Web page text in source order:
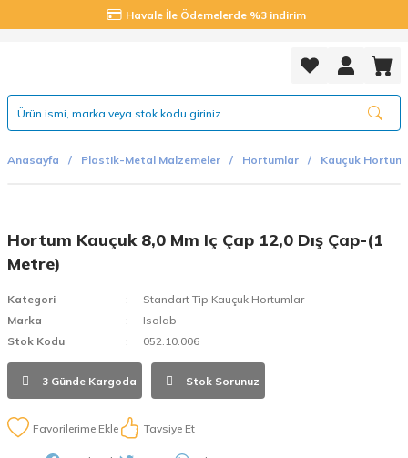
Havale İle Ödemelerde %3 indirim
Anasayfa Plastik-Metal Malzemeler Hortumlar Kauçuk
Hortum Kauçuk 8,0 Mm Iç Çap 12,0 Dış Çap-(1
Metre)
Kategori
Standart Tip Kauçuk Hortumlar
Marka
Isolab
Stok Kodu
052.10.006
3 Günde Kargoda Stok Sorunuz
Tavsiye Et